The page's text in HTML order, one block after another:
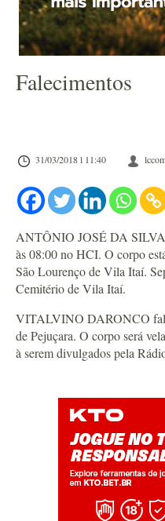
Falecimentos
31/03/2018 l 11:40
ANTÔNIO JOSÉ DA SILVA
às 08:00 no HCI. O corpo
São Lourenço de Vila Itaí.
Cemitério de Vila Itaí.
VITALVINO DARONCO
de Pejuçara. O corpo será
à serem divulgados pela